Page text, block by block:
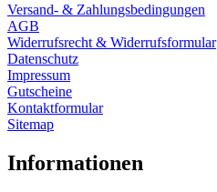
Versand- & Zahlungsbedingungen
AGB
Widerrufsrecht & Widerrufsformular
Datenschutz
Impressum
Gutscheine
Kontaktformular
Sitemap
Informationen